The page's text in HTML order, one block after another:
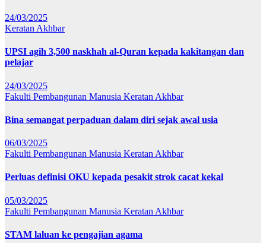
24/03/2025
Keratan Akhbar
UPSI agih 3,500 naskhah al-Quran kepada kakitangan dan
pelajar
24/03/2025
Fakulti Pembangunan Manusia Keratan Akhbar
Bina semangat perpaduan dalam diri sejak awal usia
06/03/2025
Fakulti Pembangunan Manusia Keratan Akhbar
Perluas definisi OKU kepada pesakit strok cacat kekal
05/03/2025
Fakulti Pembangunan Manusia Keratan Akhbar
STAM laluan ke pengajian agama